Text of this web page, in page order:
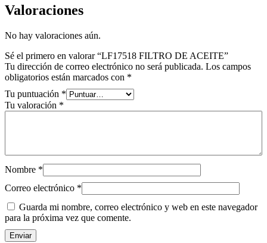
Valoraciones
No hay valoraciones aún.
Sé el primero en valorar “LF17518 FILTRO DE ACEITE”
Tu dirección de correo electrónico no será publicada. Los campos
obligatorios están marcados con *
Tu puntuación *
Tu valoración *
Nombre *
Correo electrónico *
Guarda mi nombre, correo electrónico y web en este navegador
para la próxima vez que comente.